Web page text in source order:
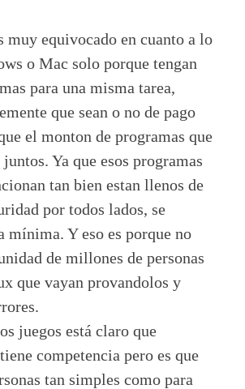
muy equivocado en cuanto a lo
o Mac solo porque tengan
para una misma tarea,
que sean o no de pago
el monton de programas que
Ya que esos programas
tan bien estan llenos de
por todos lados, se
mínima. Y eso es porque no
de millones de personas
que vayan provandolos y
juegos está claro que
competencia pero es que
tan simples como para